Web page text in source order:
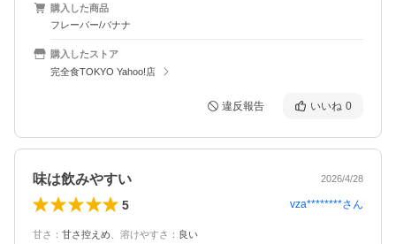
購入した商品
フレーバー/バナナ
購入したストア
完全食TOKYO Yahoo!店
違反報告 いいね 0
味は飲みやすい 2026/4/28
5 vza********さん
甘さ ： 甘さ控えめ 溶けやすさ ： 良い